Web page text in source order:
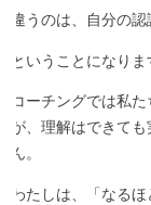
違うのは、自分の認
ということになりま
コーチングでは私
が、理解はできて
ん。
わたしは、「なる